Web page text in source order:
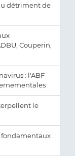
détriment de
Couperin,
: l'ABF
le
fondamentaux